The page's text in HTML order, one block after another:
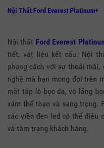
Nội Thất Ford Everest Platinum+
Nội thất Ford Everest
tiết, vật liệu kết cấu. Nội
phong cách với sự thoải mái,
nghệ mà bạn mong đợi trên
mặt táp lô bọc da, vô lăng
xám thể thao và sang trọng.
các viền đen led có thể điều
và tâm trạng khách hàng.